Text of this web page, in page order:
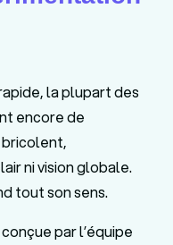
la plupart des
encore de
ni vision globale.
tout son sens.
par l’équipe